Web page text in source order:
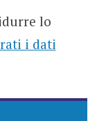
lo
i dati